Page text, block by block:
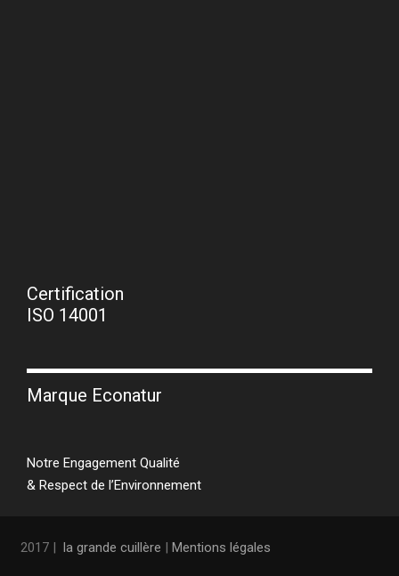
Certification
ISO 14001
Marque Econatur
Notre Engagement Qualité
& Respect de l’Environnement
2017 | la grande cuillère | Mentions légales